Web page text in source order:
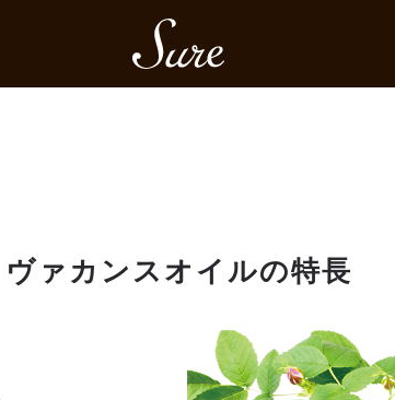
ヴァカンスオイルの特長